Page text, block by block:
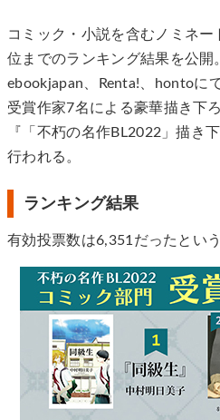
コミック・小説を含むノミネ
位までのランキング結果を公開
ebookjapan、Renta!、hontoに
受賞作家7名による豪華描き下
『「不朽の名作BL2022」描き
行われる。
ランキング結果
有効投票数は6,351だったとい